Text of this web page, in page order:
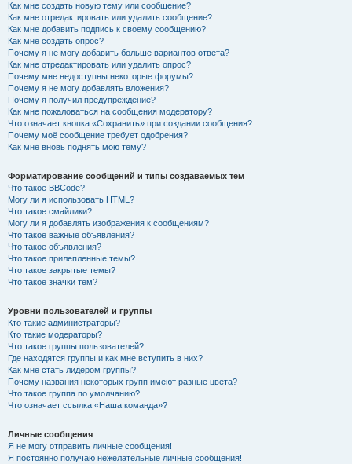
Как мне создать новую тему или сообщение?
Как мне отредактировать или удалить сообщение?
Как мне добавить подпись к своему сообщению?
Как мне создать опрос?
Почему я не могу добавить больше вариантов ответа?
Как мне отредактировать или удалить опрос?
Почему мне недоступны некоторые форумы?
Почему я не могу добавлять вложения?
Почему я получил предупреждение?
Как мне пожаловаться на сообщения модератору?
Что означает кнопка «Сохранить» при создании сообщения?
Почему моё сообщение требует одобрения?
Как мне вновь поднять мою тему?
Форматирование сообщений и типы создаваемых тем
Что такое BBCode?
Могу ли я использовать HTML?
Что такое смайлики?
Могу ли я добавлять изображения к сообщениям?
Что такое важные объявления?
Что такое объявления?
Что такое прилепленные темы?
Что такое закрытые темы?
Что такое значки тем?
Уровни пользователей и группы
Кто такие администраторы?
Кто такие модераторы?
Что такое группы пользователей?
Где находятся группы и как мне вступить в них?
Как мне стать лидером группы?
Почему названия некоторых групп имеют разные цвета?
Что такое группа по умолчанию?
Что означает ссылка «Наша команда»?
Личные сообщения
Я не могу отправить личные сообщения!
Я постоянно получаю нежелательные личные сообщения!